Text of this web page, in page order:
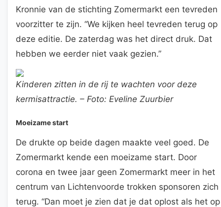
Kronnie van de stichting Zomermarkt een tevreden
voorzitter te zijn. “We kijken heel tevreden terug op
deze editie. De zaterdag was het direct druk. Dat
hebben we eerder niet vaak gezien.”
Kinderen zitten in de rij te wachten voor deze
kermisattractie. – Foto: Eveline Zuurbier
Moeizame start
De drukte op beide dagen maakte veel goed. De
Zomermarkt kende een moeizame start. Door
corona en twee jaar geen Zomermarkt meer in het
centrum van Lichtenvoorde trokken sponsoren zich
terug. “Dan moet je zien dat je dat oplost als het op